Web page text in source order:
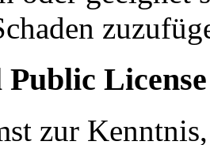
Public License
zur